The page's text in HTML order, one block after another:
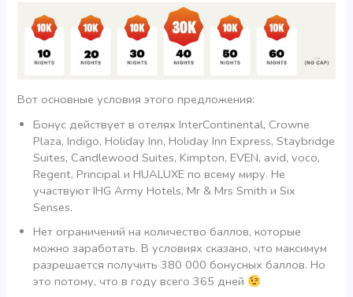
Вот основные условия этого предложения:
Бонус действует в отелях InterContinental, Crowne
Plaza, Indigo, Holiday Inn, Holiday Inn Express, Staybridge
Suites, Candlewood Suites, Kimpton, EVEN, avid, voco,
Regent, Principal и HUALUXE по всему миру. Не
участвуют IHG Army Hotels, Mr & Mrs Smith и Six
Senses.
Нет ограничений на количество баллов, которые
можно заработать. В условиях сказано, что максимум
разрешается получить 380 000 бонусных баллов. Но
это потому, что в году всего 365 дней